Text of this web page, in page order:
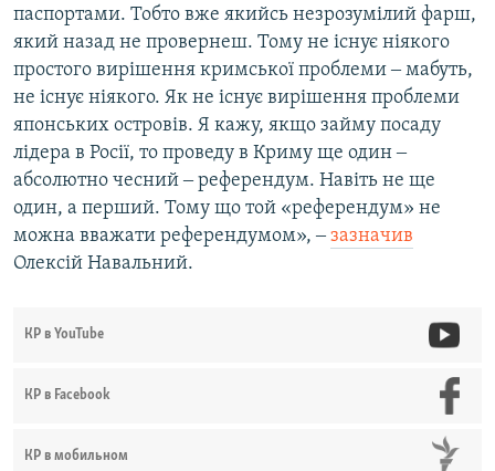
паспортами. Тобто вже якийсь незрозумілий фарш,
який назад не провернеш. Тому не існує ніякого
простого вирішення кримської проблеми ‒ мабуть,
не існує ніякого. Як не існує вирішення проблеми
японських островів. Я кажу, якщо займу посаду
лідера в Росії, то проведу в Криму ще один ‒
абсолютно чесний ‒ референдум. Навіть не ще
один, а перший. Тому що той «референдум» не
можна вважати референдумом», ‒зазначив
Олексій Навальний.
КР в YouTube
КР в Facebook
КР в мобильном